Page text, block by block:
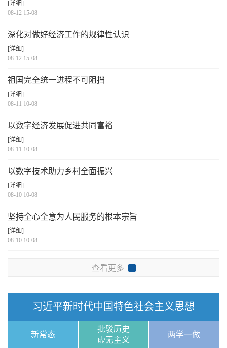
[详细]
08-12 15-08
深化对做好经济工作的规律性认识
[详细]
08-12 15-08
祖国完全统一进程不可阻挡
[详细]
08-11 10-08
以数字经济发展促进共同富裕
[详细]
08-11 10-08
以数字技术助力乡村全面振兴
[详细]
08-10 10-08
坚持全心全意为人民服务的根本宗旨
[详细]
08-10 10-08
查看更多
习近平新时代中国特色社会主义思想
新常态
批驳历史
虚无主义
两学一做